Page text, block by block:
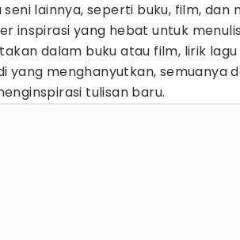
seni lainnya, seperti buku, film, dan
inspirasi yang hebat untuk
dalam buku atau film, lirik
yang menghanyutkan, semuanya
tulisan baru.